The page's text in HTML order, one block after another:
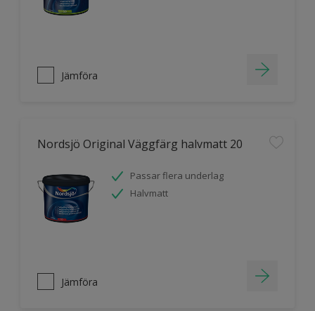
Jämföra
Nordsjö Original Väggfärg halvmatt 20
Passar flera underlag
Halvmatt
Jämföra